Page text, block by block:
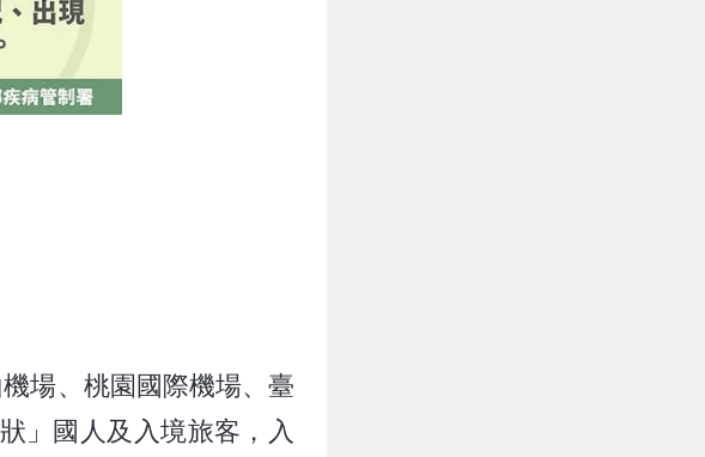
場、桃園國際機場、臺
」國人及入境旅客，入